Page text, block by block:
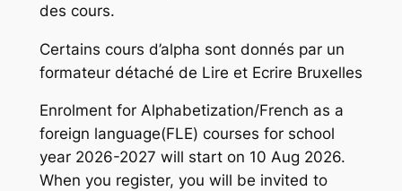
des cours.
Certains cours d’alpha sont donnés par un
formateur détaché de Lire et Ecrire Bruxelles
Enrolment for Alphabetization/French as a
foreign language(FLE) courses for school
year 2026-2027 will start on 10 Aug 2026.
When you register, you will be invited to